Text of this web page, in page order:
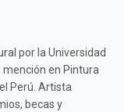
por la Universidad
mención en Pintura
Perú. Artista
becas y